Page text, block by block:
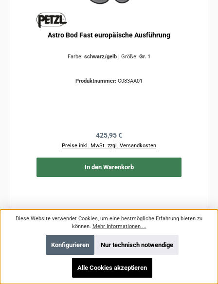
Astro Bod Fast europäische Ausführung
Farbe: schwarz/gelb Größe: Gr. 1
Produktnummer: C083AA01
Regulärer Preis:
425,95 €
Preise inkl. MwSt. zzgl. Versandkosten
In den Warenkorb
Diese Website verwendet Cookies, um eine bestmögliche Erfahrung bieten zu
können. Mehr Informationen ...
Nur technisch notwendige
Konfigurieren
Alle Cookies akzeptieren